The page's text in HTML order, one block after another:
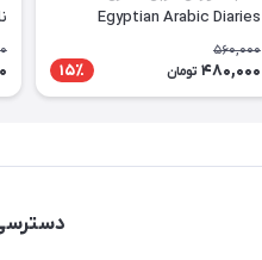
Egyptian Arabic Diaries
Reading and Listening
Practice in Authentic
Spoken Arabic
560,000
480,000 تومان 15٪